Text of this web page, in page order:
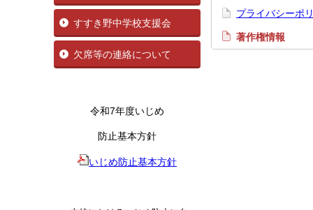
すすき野中学校支援会
欠席等の連絡について
令和7年度いじめ
防止基本方針
いじめ防止基本方針
プライバシーポ
著作権情報